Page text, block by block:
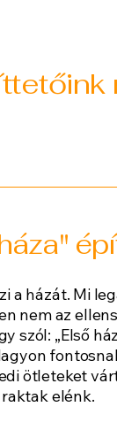
a házát. Mi
nem az
szól: „Első
ötleteket
elénk.